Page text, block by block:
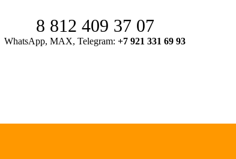
8 812 409 37 07
WhatsApp, MAX, Telegram: +7 921 331 69 93